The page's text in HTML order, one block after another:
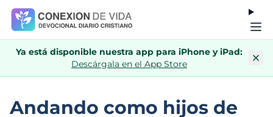
Ya está disponible nuestra app para iPhone y iPad:
Descárgala en el App Store
Andando como hijos de